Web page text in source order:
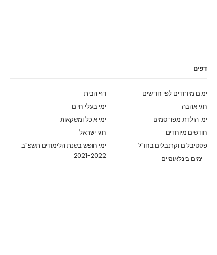
דפים
דף הבית
ימים מיוחדים לפי חודשים
ימי בעלי חיים
חגי אהבה
ימי אוכל ומשקאות
ימי הולדת מפורסמים
חגי ישראל
חודשים מיוחדים
ימי חופש בשנת הלימודים תשפ"ב
2021-2022
פסטיבלים וקרנבלים בחו"ל
ימים בינלאומיים